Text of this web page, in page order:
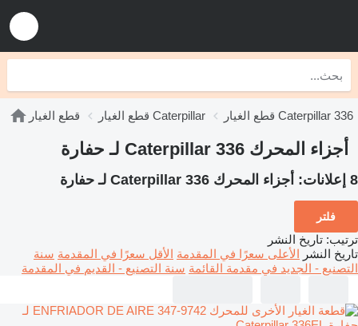
قطع الغيار قطع الغيار Caterpillar قطع الغيار Caterpillar 336
أجزاء المحرك Caterpillar 336 لـ حفارة
8 إعلانات: أجزاء المحرك Caterpillar 336 لـ حفارة
فلتر
ترتيب: تاريخ النشر
تاريخ النشر الأعلى سعرًا في المقدمة الأقل سعرًا في المقدمة سنة
التصنيع - الجديد في مقدمة القائمة سنة التصنيع - القديم في المقدمة